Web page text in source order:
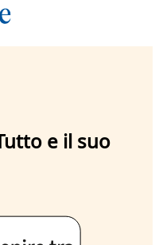
e il suo